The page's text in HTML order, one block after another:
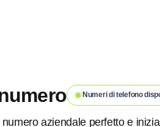
Numeri di telefono
aziendale perfetto e